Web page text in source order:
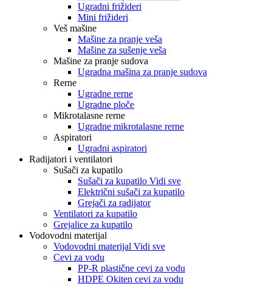
Ugradni frižideri
Mini frižideri
Veš mašine
Mašine za pranje veša
Mašine za sušenje veša
Mašine za pranje sudova
Ugradna mašina za pranje sudova
Rerne
Ugradne rerne
Ugradne ploče
Mikrotalasne rerne
Ugradne mikrotalasne rerne
Aspiratori
Ugradni aspiratori
Radijatori i ventilatori
Sušači za kupatilo
Sušači za kupatilo Vidi sve
Električni sušači za kupatilo
Grejači za radijator
Ventilatori za kupatilo
Grejalice za kupatilo
Vodovodni materijal
Vodovodni materijal Vidi sve
Cevi za vodu
PP-R plastične cevi za vodu
HDPE Okiten cevi za vodu